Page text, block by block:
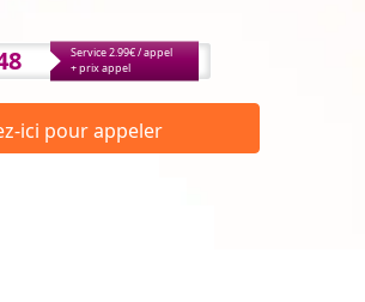
Service 2.99€ / appel
+ prix appel
ici pour appeler